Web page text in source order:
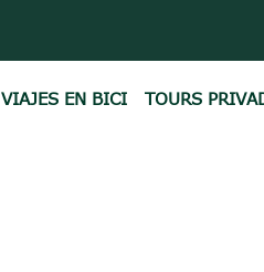
VIAJES EN BICI TOURS